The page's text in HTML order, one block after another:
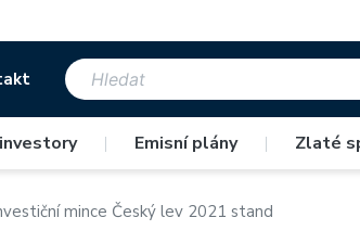
| Emisní plány | Zlaté
mince Český lev 2021 stand